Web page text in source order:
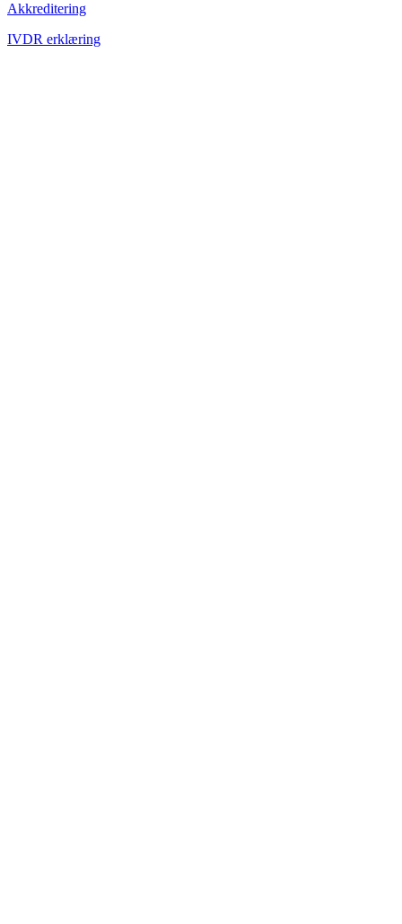
Akkreditering
IVDR erklæring